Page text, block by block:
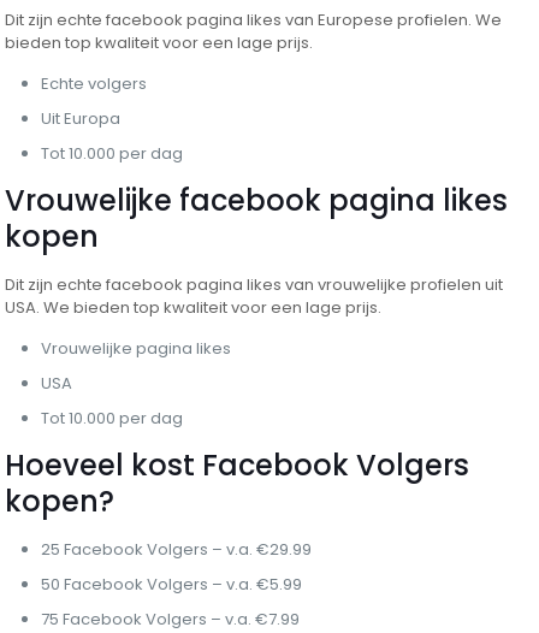
Dit zijn echte facebook pagina likes van Europese profielen. We
bieden top kwaliteit voor een lage prijs.
Echte volgers
Uit Europa
Tot 10.000 per dag
Vrouwelijke facebook pagina likes
kopen
Dit zijn echte facebook pagina likes van vrouwelijke profielen uit
USA. We bieden top kwaliteit voor een lage prijs.
Vrouwelijke pagina likes
USA
Tot 10.000 per dag
Hoeveel kost Facebook Volgers
kopen?
25 Facebook Volgers – v.a. €29.99
50 Facebook Volgers – v.a. €5.99
75 Facebook Volgers – v.a. €7.99